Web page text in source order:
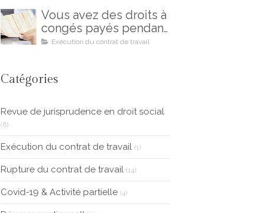
gagné !
Vous avez des droits à
congés payés pendant
votre maladie !
Exécution du contrat de travail
Catégories
Revue de jurisprudence en droit social
(6)
Exécution du contrat de travail (1)
Rupture du contrat de travail (14)
Covid-19 & Activité partielle (4)